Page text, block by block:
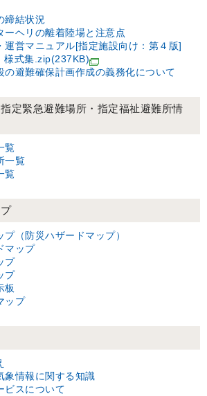
締結状況
ーヘリの離着陸場と注意点
運営マニュアル[指定施設向け：第４版]
様式集.zip(237KB)
の避難確保計画作成の義務化について
定緊急避難場所・指定福祉避難所情
覧
一覧
覧
（防災ハザードマップ）
マップ
プ
プ
板
ップ
象情報に関する知識
ビスについて